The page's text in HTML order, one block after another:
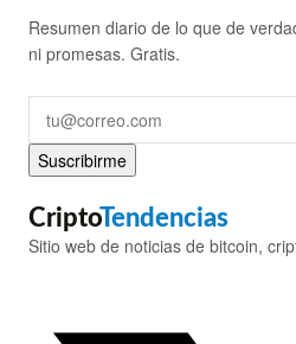
Resumen diario de lo que de
ni promesas. Gratis.
Suscribirme
CriptoTendencias
Sitio web de noticias de bitcoin,